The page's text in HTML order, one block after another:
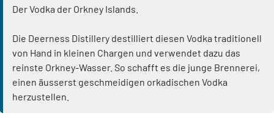
Der Vodka der Orkney Islands.
Die Deerness Distillery destilliert diesen Vodka traditionell
von Hand in kleinen Chargen und verwendet dazu das
reinste Orkney-Wasser. So schafft es die junge Brennerei,
einen äusserst geschmeidigen orkadischen Vodka
herzustellen.